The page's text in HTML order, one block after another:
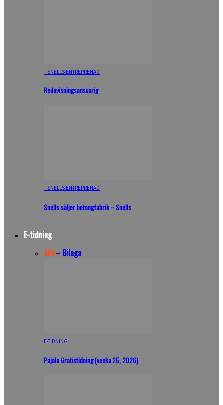
– SNELLS ENTREPRENAD
Redovisningsansvarig
– SNELLS ENTREPRENAD
Snells säljer betongfabrik – Snells
E-tidning
Alla– Bilaga
E-TIDNING
Pajala Gratistidning (vecka 25, 2026)